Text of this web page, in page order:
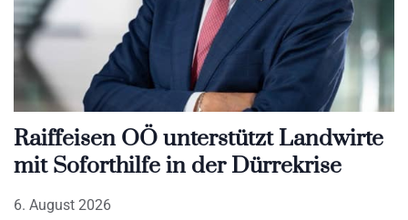
Raiffeisen OÖ unterstützt Landwirte
mit Soforthilfe in der Dürrekrise
6. August 2026